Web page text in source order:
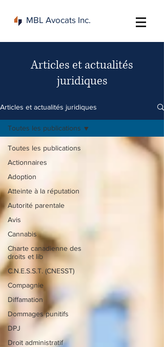
MBL Avocats Inc.
Articles et actualités
juridiques
Articles et actualités juridiques
Toutes les publications
Actionnaires
Adoption
Atteinte à la réputation
Autorité parentale
Avis
Cannabis
Charte canadienne des
droits et lib
C.N.E.S.S.T. (CNESST)
Compagnie
Diffamation
Dommages punitifs
DPJ
Droit administratif
Toutes les publications